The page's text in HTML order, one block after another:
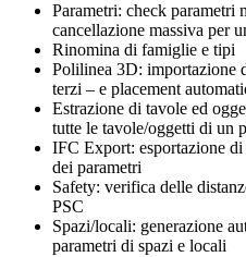
Parametri: check parametri
cancellazione massiva per
Rinomina di famiglie e tipi
Polilinea 3D: importazione
terzi – e placement
Estrazione di tavole ed
tutte le tavole/oggetti di un
IFC Export: esportazione
dei parametri
Safety: verifica delle
PSC
Spazi/locali: generazione
parametri di spazi e locali